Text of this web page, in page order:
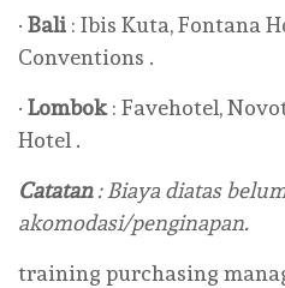
· Bali : Ibis Kuta, Fontana
Conventions .
· Lombok: Favehotel,
Hotel .
Catatan: Biaya diatas
akomodasi/penginapan.
training purchasing